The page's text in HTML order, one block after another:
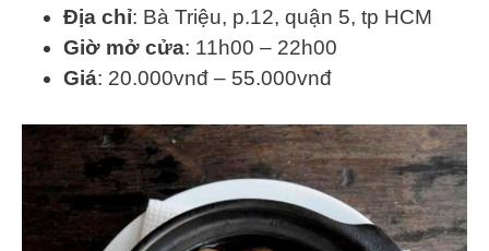
Địa chỉ: Bà Triệu, p.12, quận 5, tp HCM
Giờ mở cửa: 11h00 – 22h00
Giá: 20.000vnđ – 55.000vnđ